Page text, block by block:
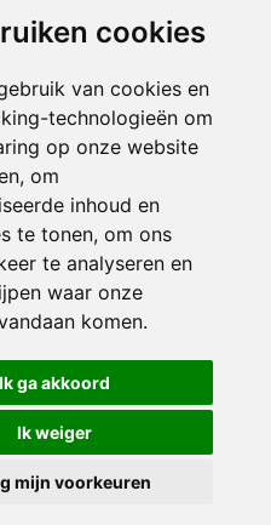
cookies
van cookies en
technologieën om
op onze website
om
inhoud en
te tonen, om ons
te analyseren en
waar onze
komen.
Ik ga akkoord
Ik weiger
mijn voorkeuren